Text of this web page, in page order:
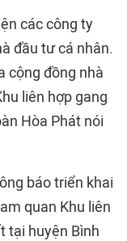
các công ty
đầu tư cá nhân.
cộng đồng nhà
liên hợp gang
Hòa Phát nói
báo triển khai
quan Khu liên
tại huyện Bình